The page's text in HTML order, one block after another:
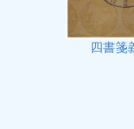
四書箋